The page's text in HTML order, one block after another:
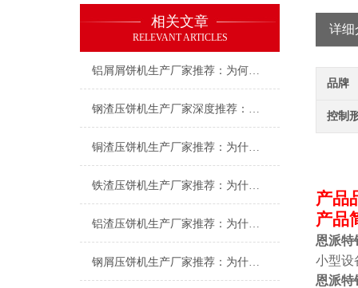
相关文章
RELEVANT ARTICLES
铝屑屑饼机生产厂家推荐：为何恩派特成为金属回收行业的“隐形优选”？
钢渣压饼机生产厂家深度推荐：为何恩派特成为高净值产线的优选
铜渣压饼机生产厂家推荐：为什么恩派特成为众多企业的信赖？
铁渣压饼机生产厂家推荐：为什么恩派特成为众多企业的优选？
铝渣压饼机生产厂家推荐：为什么恩派特是值得信赖的选择？
钢屑压饼机生产厂家推荐：为什么恩派特是您值得信赖的选择？
详细
品牌
控制
产品
产品
恩派特
小型设
恩派特